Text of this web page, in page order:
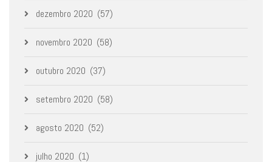
dezembro 2020 (57)
novembro 2020 (58)
outubro 2020 (37)
setembro 2020 (58)
agosto 2020 (52)
julho 2020 (1)